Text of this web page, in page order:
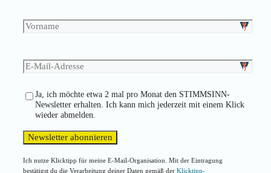
Ja, ich möchte etwa 2 mal pro Monat den STIMMSINN-
Newsletter erhalten. Ich kann mich jederzeit mit einem Klick
wieder abmelden.
Ich nutze Klicktipp für meine E-Mail-Organisation. Mit der Eintragung
bestätigst du die Verarbeitung deiner Daten gemäß der Klicktipp-